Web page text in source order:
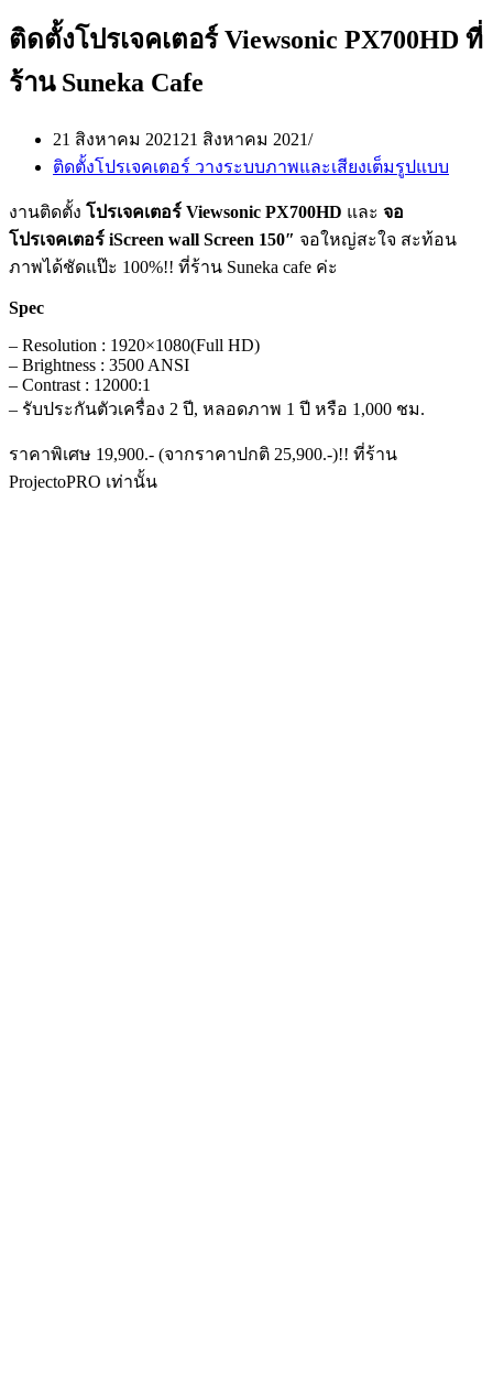
ติดตั้งโปรเจคเตอร์ Viewsonic PX700HD ที่
ร้าน Suneka Cafe
21 สิงหาคม 2021 21 สิงหาคม 2021
ติดตั้งโปรเจคเตอร์ วางระบบภาพและเสียงเต็มรูปแบบ
งานติดตั้ง โปรเจคเตอร์ Viewsonic PX700HD และ จอ
โปรเจคเตอร์ iScreen wall Screen 150″ จอใหญ่สะใจ สะท้อน
ภาพได้ชัดแป๊ะ 100%!! ที่ร้าน Suneka cafe ค่ะ
Spec
– Resolution : 1920×1080(Full HD)
– Brightness : 3500 ANSI
– Contrast : 12000:1
– รับประกันตัวเครื่อง 2 ปี, หลอดภาพ 1 ปี หรือ 1,000 ชม.
ราคาพิเศษ 19,900.- (จากราคาปกติ 25,900.-)!! ที่ร้าน
ProjectoPRO เท่านั้น